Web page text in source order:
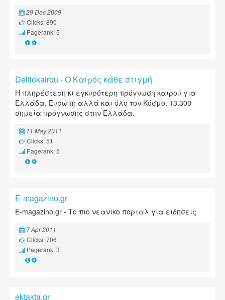
29 Dec 2009
Clicks: 890
Pagerank: 5
Deltiokairou - Ο Καιρός κάθε στιγμή
Η πληρέστερη κι εγκυρότερη πρόγνωση καιρού για
Ελλάδα, Ευρώπη αλλά και όλο τον Κόσμο. 13.300
σημεία πρόγνωσης στην Ελλάδα.
11 May 2011
Clicks: 51
Pagerank: 5
E-magazino.gr
E-magazino.gr - Το πιο νεανικο πορταλ για ειδησεις
7 Apr 2011
Clicks: 706
Pagerank: 3
ektakta.gr